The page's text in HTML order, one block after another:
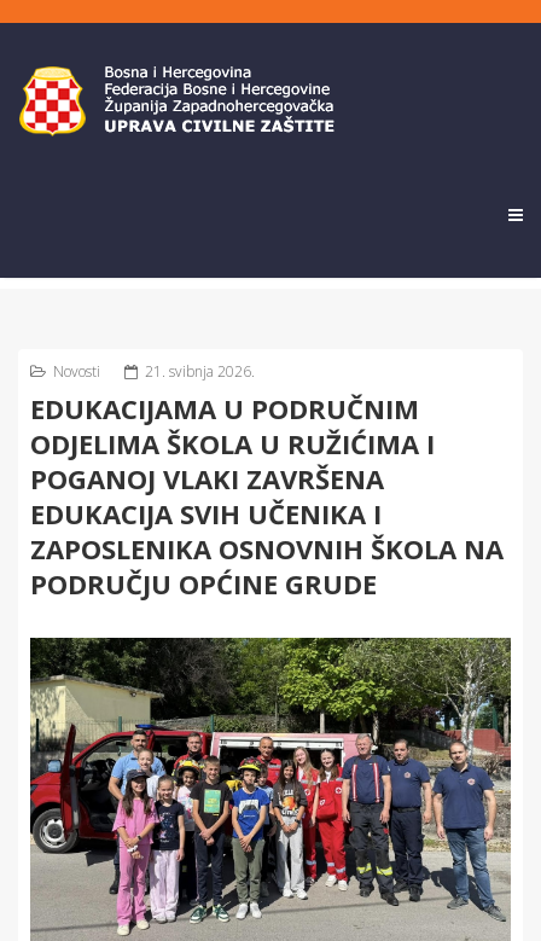
Novosti 21. svibnja 2026.
EDUKACIJAMA U PODRUČNIM
ODJELIMA ŠKOLA U RUŽIĆIMA I
POGANOJ VLAKI ZAVRŠENA
EDUKACIJA SVIH UČENIKA I
ZAPOSLENIKA OSNOVNIH ŠKOLA NA
PODRUČJU OPĆINE GRUDE